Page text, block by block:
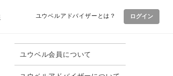
ユウベルアドバイザーとは？ ログイン
ユウベル会員について